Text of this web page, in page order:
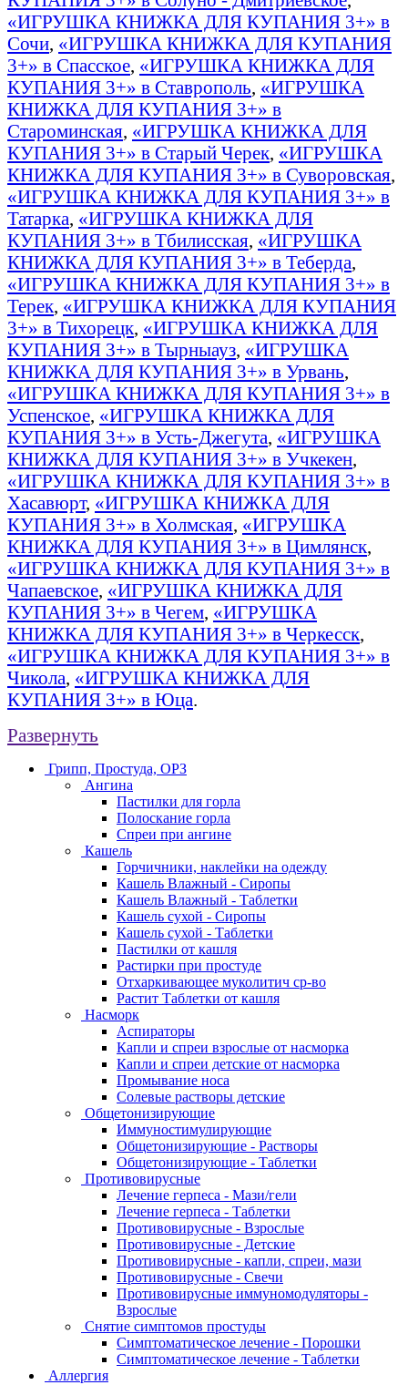
«ИГРУШКА КНИЖКА ДЛЯ КУПАНИЯ 3+» в
Сочи, «ИГРУШКА КНИЖКА ДЛЯ КУПАНИЯ
3+» в Спасское, «ИГРУШКА КНИЖКА ДЛЯ
КУПАНИЯ 3+» в Ставрополь, «ИГРУШКА
КНИЖКА ДЛЯ КУПАНИЯ 3+» в
Староминская, «ИГРУШКА КНИЖКА ДЛЯ
КУПАНИЯ 3+» в Старый Черек, «ИГРУШКА
КНИЖКА ДЛЯ КУПАНИЯ 3+» в Суворовская,
«ИГРУШКА КНИЖКА ДЛЯ КУПАНИЯ 3+» в
Татарка, «ИГРУШКА КНИЖКА ДЛЯ
КУПАНИЯ 3+» в Тбилисская, «ИГРУШКА
КНИЖКА ДЛЯ КУПАНИЯ 3+» в Теберда,
«ИГРУШКА КНИЖКА ДЛЯ КУПАНИЯ 3+» в
Терек, «ИГРУШКА КНИЖКА ДЛЯ КУПАНИЯ
3+» в Тихорецк, «ИГРУШКА КНИЖКА ДЛЯ
КУПАНИЯ 3+» в Тырныауз, «ИГРУШКА
КНИЖКА ДЛЯ КУПАНИЯ 3+» в Урвань,
«ИГРУШКА КНИЖКА ДЛЯ КУПАНИЯ 3+» в
Успенское, «ИГРУШКА КНИЖКА ДЛЯ
КУПАНИЯ 3+» в Усть-Джегута, «ИГРУШКА
КНИЖКА ДЛЯ КУПАНИЯ 3+» в Учкекен,
«ИГРУШКА КНИЖКА ДЛЯ КУПАНИЯ 3+» в
Хасавюрт, «ИГРУШКА КНИЖКА ДЛЯ
КУПАНИЯ 3+» в Холмская, «ИГРУШКА
КНИЖКА ДЛЯ КУПАНИЯ 3+» в Цимлянск,
«ИГРУШКА КНИЖКА ДЛЯ КУПАНИЯ 3+» в
Чапаевское, «ИГРУШКА КНИЖКА ДЛЯ
КУПАНИЯ 3+» в Чегем, «ИГРУШКА
КНИЖКА ДЛЯ КУПАНИЯ 3+» в Черкесск,
«ИГРУШКА КНИЖКА ДЛЯ КУПАНИЯ 3+» в
Чикола, «ИГРУШКА КНИЖКА ДЛЯ
КУПАНИЯ 3+» в Юца.
Развернуть
Грипп, Простуда, ОРЗ
Ангина
Пастилки для горла
Полоскание горла
Спреи при ангине
Кашель
Горчичники, наклейки на одежду
Кашель Влажный - Сиропы
Кашель Влажный - Таблетки
Кашель сухой - Сиропы
Кашель сухой - Таблетки
Пастилки от кашля
Растирки при простуде
Отхаркивающее муколитич ср-во
Растит Таблетки от кашля
Насморк
Аспираторы
Капли и спреи взрослые от насморка
Капли и спреи детские от насморка
Промывание носа
Солевые растворы детские
Общетонизирующие
Иммуностимулирующие
Общетонизирующие - Растворы
Общетонизирующие - Таблетки
Противовирусные
Лечение герпеса - Мази/гели
Лечение герпеса - Таблетки
Противовирусные - Взрослые
Противовирусные - Детские
Противовирусные - капли, спреи, мази
Противовирусные - Свечи
Противовирусные иммуномодуляторы -
Взрослые
Снятие симптомов простуды
Симптоматическое лечение - Порошки
Симптоматическое лечение - Таблетки
Аллергия